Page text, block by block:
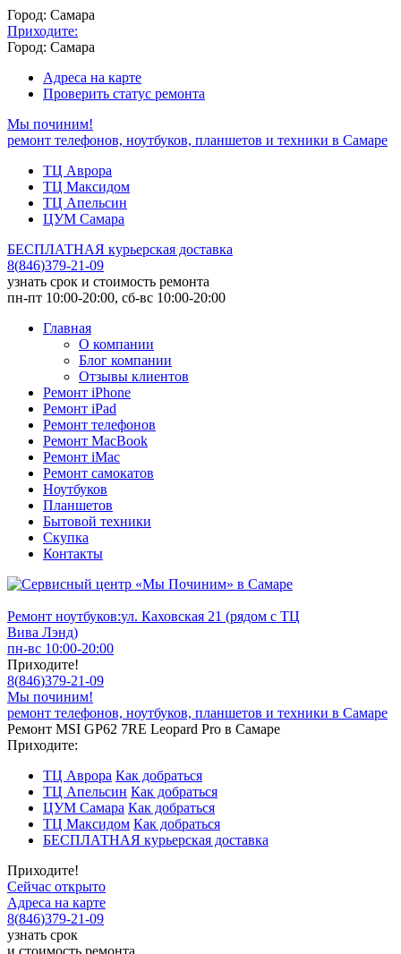
Город: Самара
Приходите:
Город: Самара
Адреса на карте
Проверить статус ремонта
Мы починим!
ремонт телефонов, ноутбуков, планшетов и техники в Самаре
ТЦ Аврора
ТЦ Максидом
ТЦ Апельсин
ЦУМ Самара
БЕСПЛАТНАЯ курьерская доставка
8(846)379-21-09
узнать срок и стоимость ремонта
пн-пт 10:00-20:00, сб-вс 10:00-20:00
Главная
О компании
Блог компании
Отзывы клиентов
Ремонт iPhone
Ремонт iPad
Ремонт телефонов
Ремонт MacBook
Ремонт iMac
Ремонт самокатов
Ноутбуков
Планшетов
Бытовой техники
Скупка
Контакты
Ремонт ноутбуков:ул. Каховская 21 (рядом с ТЦ
Вива Лэнд)
пн-вс 10:00-20:00
Приходите!
8(846)379-21-09
Мы починим!
ремонт телефонов, ноутбуков, планшетов и техники в Самаре
Ремонт MSI GP62 7RE Leopard Pro в Самаре
Приходите:
ТЦ Аврора Как добраться
ТЦ Апельсин Как добраться
ЦУМ Самара Как добраться
ТЦ Максидом Как добраться
БЕСПЛАТНАЯ курьерская доставка
Приходите!
Сейчас открыто
Адреса на карте
8(846)379-21-09
узнать срок
и стоимость ремонта